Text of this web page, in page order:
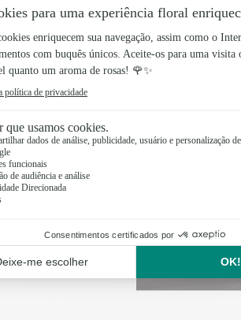
entrega para
é
das 17